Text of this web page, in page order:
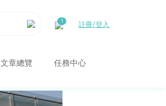
註冊/登入
文章總覽 任務中心